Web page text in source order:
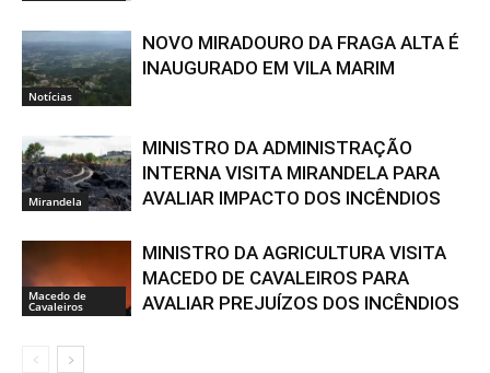
Notícias
NOVO MIRADOURO DA FRAGA ALTA É
INAUGURADO EM VILA MARIM
Mirandela
MINISTRO DA ADMINISTRAÇÃO
INTERNA VISITA MIRANDELA PARA
AVALIAR IMPACTO DOS INCÊNDIOS
Macedo de
Cavaleiros
MINISTRO DA AGRICULTURA VISITA
MACEDO DE CAVALEIROS PARA
AVALIAR PREJUÍZOS DOS INCÊNDIOS